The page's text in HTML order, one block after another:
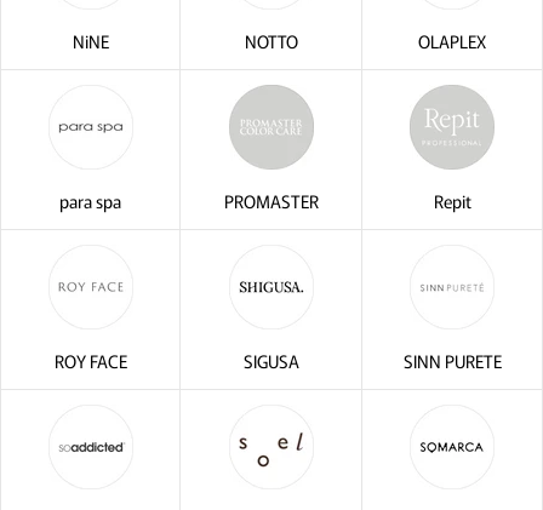
NiNE NOTTO OLAPLEX
para spa PROMASTER Repit
ROY FACE SIGUSA SINN PURETE